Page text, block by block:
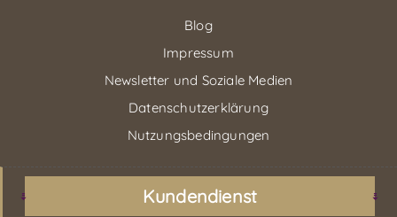
Blog
Impressum
Newsletter und Soziale Medien
Datenschutzerklärung
Nutzungsbedingungen
Kundendienst